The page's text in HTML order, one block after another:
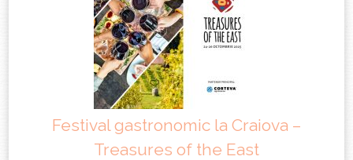
Festival gastronomic la Craiova –
Treasures of the East